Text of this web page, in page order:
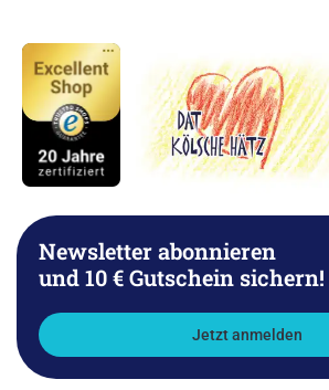
Newsletter abonnieren
und 10 € Gutschein sichern!
Jetzt anmelden